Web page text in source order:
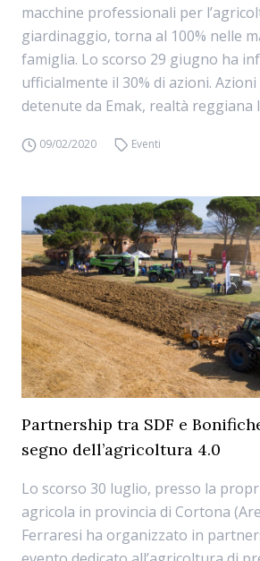
macchine professionali per
giardinaggio, torna al 100% nelle
famiglia. Lo scorso 29 giugno ha
ufficialmente il 30% di azioni.
detenute da Emak, realtà reggiana
09/02/2020 Eventi
Partnership tra SDF e
segno dell’agricoltura 4.0
Lo scorso 30 luglio, presso la
agricola in provincia di Cortona
Ferraresi ha organizzato in